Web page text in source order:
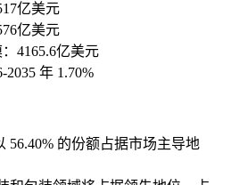
亿美元
亿美元
4165.6亿美元
年 1.70%
56.40% 的份额占据市场主导地